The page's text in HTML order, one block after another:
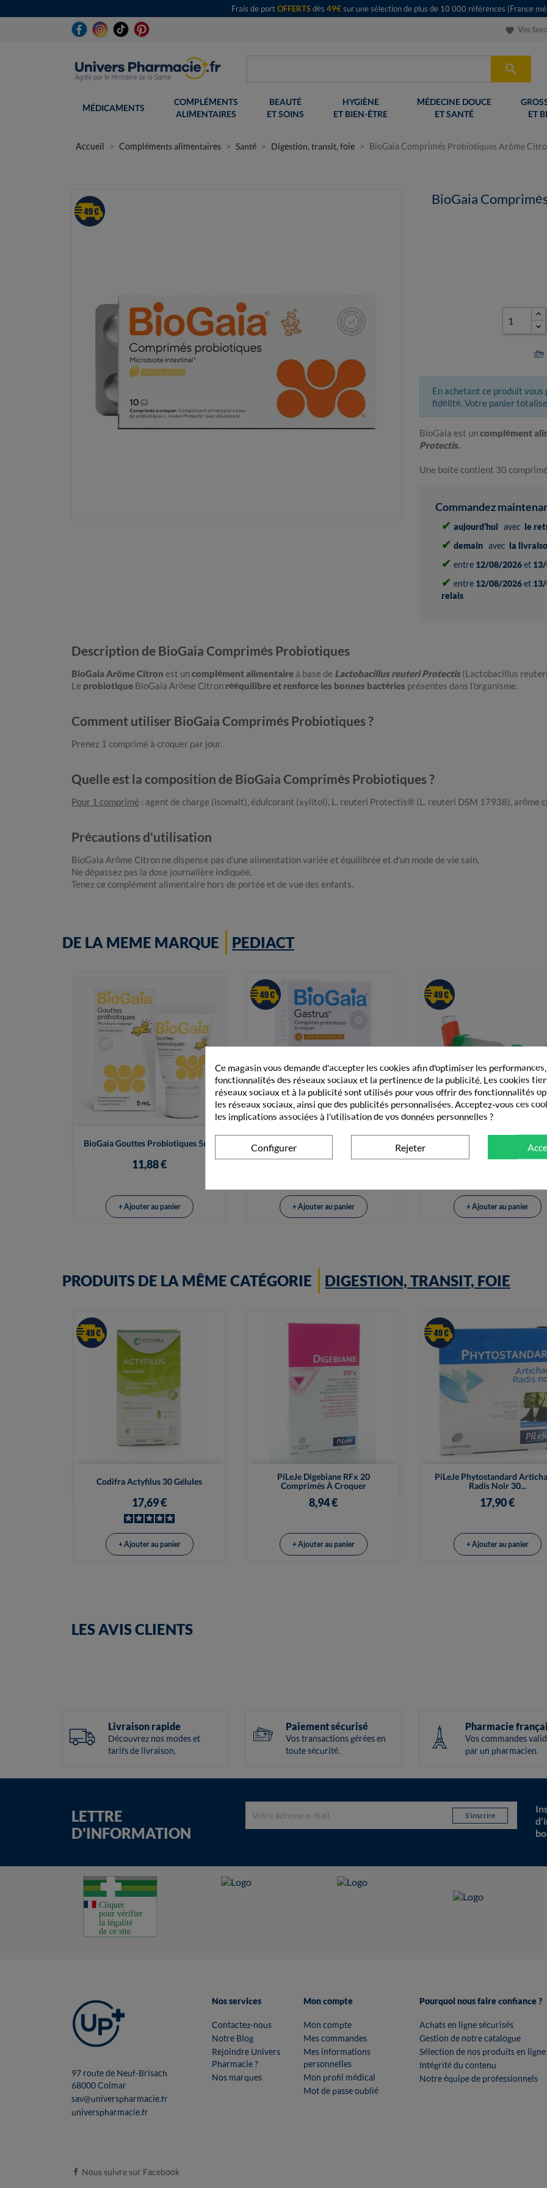
Frais de portOFFERTSdès 49€sur une sélection de plus de 10 000 références (France
favorite Vos

MÉDICAMENTS
COMPLÉMENTS
ALIMENTAIRES
BEAUTÉ
ET SOINS
HYGIÈNE
ET BIEN-ÊTRE
MÉDECINE DOUCE
ET SANTÉ
ET
Accueil Compléments alimentaires Santé Digestion, transit, foie BioGaia Comprimés Probiotiques Arôme
BioGaia
En achetant ce produit vous
fidélité. Votre panier
BioGaia est uncomplément
Protectis.
Une boite contient 30
Commandez
✔ aujourd'hui avec le
✔ demain avec la
✔ entre 12/08/2026et
✔ entre 12/08/2026et
relais
Description de BioGaia Comprimés Probiotiques
BioGaia Arôme Citron est uncomplément alimentaire à base de Lactobacillus reuteri Protectis(Lactobacillus
Le probiotique BioGaia Arôme Citron rééquilibre et renforce les bonnes bactéries présentes dans l'organisme.
Comment utiliser BioGaia Comprimés Probiotiques ?
Prenez 1 comprimé à croquer par jour.
Quelle est la composition de BioGaia Comprimés Probiotiques ?
Pour 1 comprimé : agent de charge (isomalt), édulcorant (xylitol), L. reuteri Protectis® (L. reuteri DSM 17938), arôme
Précautions d'utilisation
BioGaia Arôme Citron ne dispense pas d'une alimentation variée et équilibrée et d'un mode de vie sain.
Ne dépassez pas la dose journalière indiquée.
Tenez ce complément alimentaire hors de portée et de vue des enfants.
DE LA MEME MARQUE PEDIACT
BioGaia Gouttes Probiotiques 5mL
11,88 €
 Vue rapide
+ Ajouter au panier
BioGaia Gastrus 30 Comprimés
Vue rapide
+ Ajouter au panier
Tips Haler Chambre
Pour Aérosol-Doseur...
 Vue rapide
+ Ajouter au panier
PRODUITS DE LA MÊME CATÉGORIE DIGESTION, TRANSIT, FOIE
Codifra Actyfilus 30 Gélules
17,69 €
 Vue rapide
+ Ajouter au panier
PiLeJe Digebiane RFx 20
Comprimés À Croquer
8,94 €
Vue rapide
+ Ajouter au panier
PiLeJe Phytostandard
Radis Noir 30...
17,90 €
Vue rapide
+ Ajouter au panier
LES AVIS CLIENTS
Livraison rapide
Découvrez nos modes et
tarifs de livraison.
Paiement sécurisé
Vos transactions gérées en
toute sécurité.
Pharmacie
Vos commandes
par un pharmacien.
LETTRE
D'INFORMATION
97 route de Neuf-Brisach
68000 Colmar
sav@universpharmacie.fr
universpharmacie.fr
Nos services
Contactez-nous
Notre Blog
Rejoindre Univers
Pharmacie ?
Nos marques
Mon compte
Mon compte
Mes commandes
Mes informations
personnelles
Mon profil médical
Mot de passe oublié
Pourquoi nous faire confiance ?
Achats en ligne sécurisés
Gestion de notre catalogue
Sélection de nos produits en ligne
Intégrité du contenu
Notre équipe de professionnels
Nous suivre sur Facebook
Ce magasin vous demande d'accepter les cookies afin d'optimiser les
fonctionnalités des réseaux sociaux et la pertinence de la publicité. Les cookies
réseaux sociaux et à la publicité sont utilisés pour vous offrir des fonctionnalités
les réseaux sociaux, ainsi que des publicités personnalisées. Acceptez-vous ces
les implications associées à l'utilisation de vos données personnelles ?
Configurer Rejeter